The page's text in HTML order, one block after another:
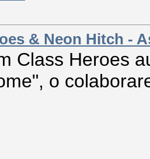
& Neon Hitch -
Class Heroes
o